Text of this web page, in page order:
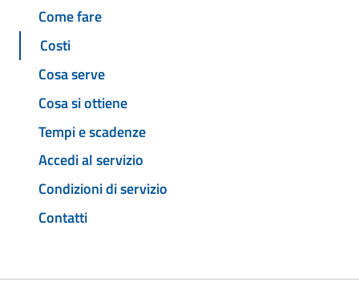
Come fare
Costi
Cosa serve
Cosa si ottiene
Tempi e scadenze
Accedi al servizio
Condizioni di servizio
Contatti